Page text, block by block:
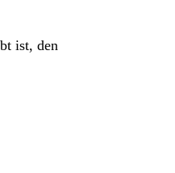
ist, den